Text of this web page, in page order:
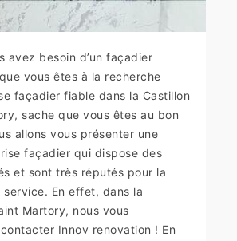
avez besoin d’un façadier
vous êtes à la recherche
façadier fiable dans la Castillon
sache que vous êtes au bon
allons vous présenter une
façadier qui dispose des
et sont très réputés pour la
En effet, dans la
Martory, nous vous
Innov renovation ! En